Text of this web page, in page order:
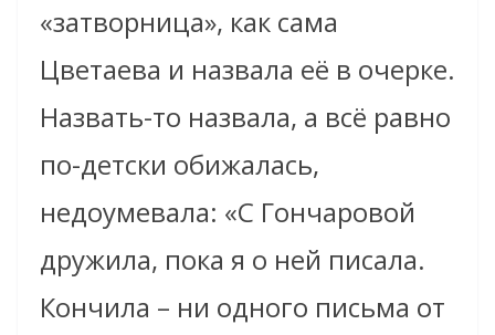
«затворница», как сама
Цветаева и назвала её в очерке.
Назвать-то назвала, а всё равно
по-детски обижалась,
недоумевала: «С Гончаровой
дружила, пока я о ней писала.
Кончила – ни одного письма от